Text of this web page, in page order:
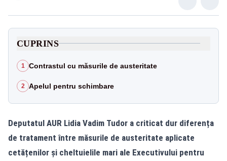
CUPRINS
1 Contrastul cu măsurile de austeritate
2 Apelul pentru schimbare
Deputatul AUR Lidia Vadim Tudor a criticat dur diferența
de tratament între măsurile de austeritate aplicate
cetățenilor și cheltuielile mari ale Executivului pentru